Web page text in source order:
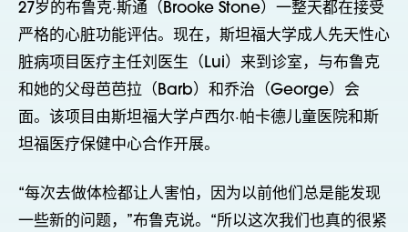
27岁的布鲁克·斯通（Brooke Stone）一整天都在接受
严格的心脏功能评估。现在，斯坦福大学成人先天性心
脏病项目医疗主任刘医生（Lui）来到诊室，与布鲁克
和她的父母芭芭拉（Barb）和乔治（George）会
面。该项目由斯坦福大学卢西尔·帕卡德儿童医院和斯
坦福医疗保健中心合作开展。
“每次去做体检都让人害怕，因为以前他们总是能发现
一些新的问题，”布鲁克说。“所以这次我们也真的很紧